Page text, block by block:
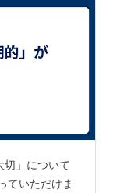
切」について
ていただけま